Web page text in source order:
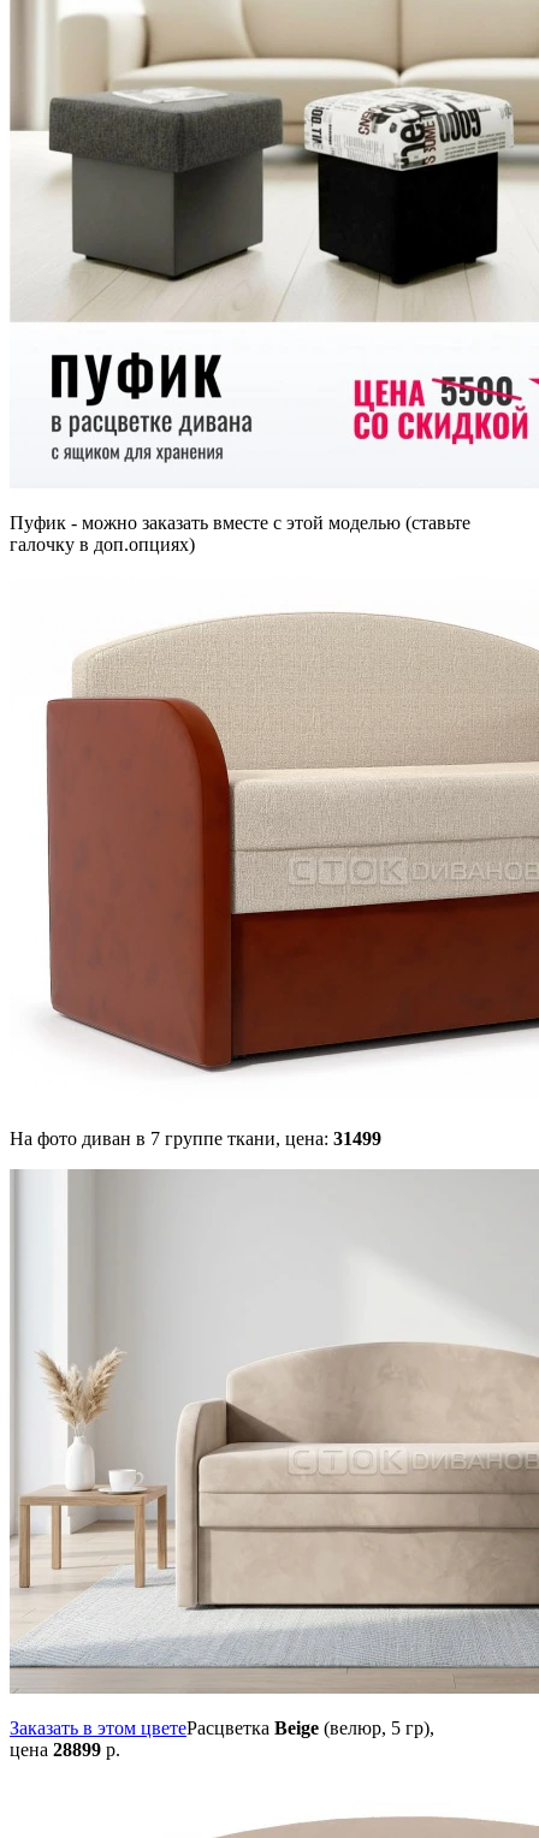
Пуфик - можно заказать вместе с этой моделью (ставьте
галочку в доп.опциях)
На фото диван в 7 группе ткани, цена: 31499
Заказать в этом цветеРасцветка Beige (велюр, 5 гр),
цена 28899 р.